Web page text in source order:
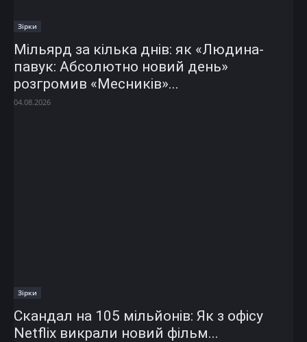
Зірки
Мільярд за кілька днів: як «Людина-
павук: Абсолютно новий день»
розгромив «Месників»...
04.08.2026
Зірки
Скандал на 105 мільйонів: Як з офісу
Netflix викрали новий фільм...